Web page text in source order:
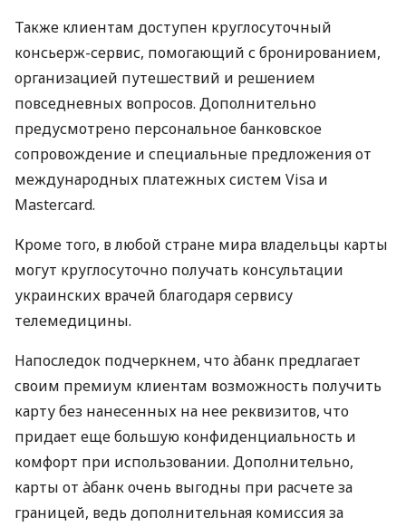
Также клиентам доступен круглосуточный
консьерж-сервис, помогающий с бронированием,
организацией путешествий и решением
повседневных вопросов. Дополнительно
предусмотрено персональное банковское
сопровождение и специальные предложения от
международных платежных систем Visa и
Mastercard.
Кроме того, в любой стране мира владельцы карты
могут круглосуточно получать консультации
украинских врачей благодаря сервису
телемедицины.
Напоследок подчеркнем, что àбанк предлагает
своим премиум клиентам возможность получить
карту без нанесенных на нее реквизитов, что
придает еще большую конфиденциальность и
комфорт при использовании. Дополнительно,
карты от àбанк очень выгодны при расчете за
границей, ведь дополнительная комиссия за